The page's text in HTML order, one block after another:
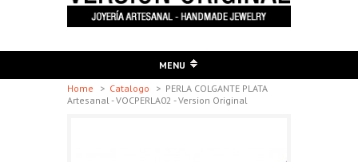
MENU
Home
> Catalogo > PERLA COLGANTE PLATA
Artesanal - VOCPERLA02 - Version Original